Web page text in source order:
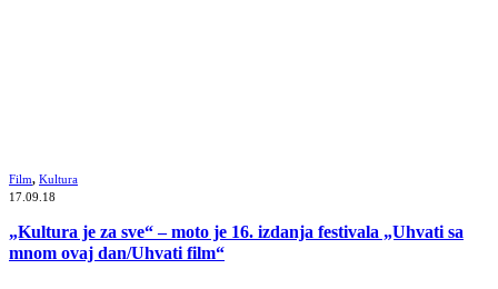
Film, Kultura
17.09.18
„Kultura je za sve“ – moto je 16. izdanja festivala „Uhvati sa
mnom ovaj dan/Uhvati film“